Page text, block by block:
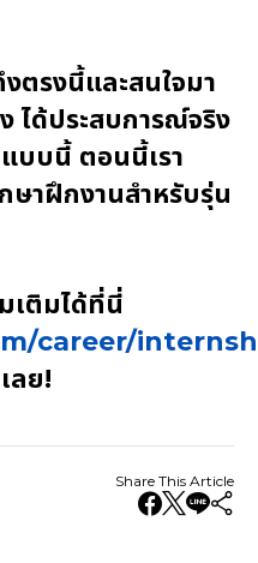
ตรงนี้และสนใจมา
ได้ประสบการณ์จริง
บบนี้ ตอนนี้เรา
ษาฝึกงานสำหรับรุ่น
เติมได้ที่นี่
career/
ลย!
Share This Article